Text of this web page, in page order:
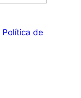
Política de